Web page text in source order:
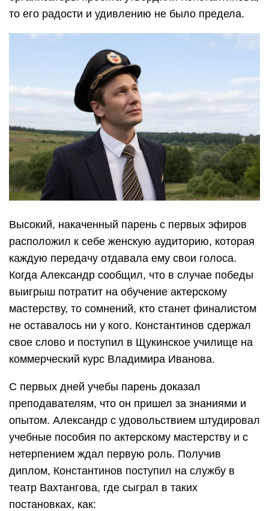
то его радости и удивлению не было предела.
Высокий, накаченный парень с первых эфиров
расположил к себе женскую аудиторию, которая
каждую передачу отдавала ему свои голоса.
Когда Александр сообщил, что в случае победы
выигрыш потратит на обучение актерскому
мастерству, то сомнений, кто станет финалистом
не оставалось ни у кого. Константинов сдержал
свое слово и поступил в Щукинское училище на
коммерческий курс Владимира Иванова.
С первых дней учебы парень доказал
преподавателям, что он пришел за знаниями и
опытом. Александр с удовольствием штудировал
учебные пособия по актерскому мастерству и с
нетерпением ждал первую роль. Получив
диплом, Константинов поступил на службу в
театр Вахтангова, где сыграл в таких
постановках, как: